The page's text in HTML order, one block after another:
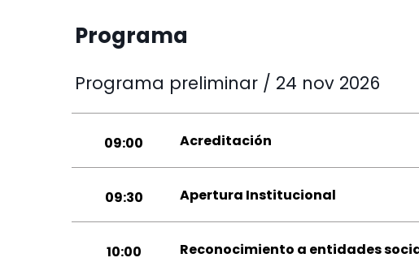
Programa
Programa preliminar / 24 nov 2026
09:00 Acreditación
09:30 Apertura Institucional
10:00 Reconocimiento a entidades